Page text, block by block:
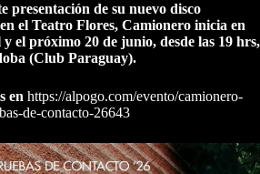
presentación de su nuevo disco
el Teatro Flores, Camionero inicia en
el próximo 20 de junio, desde las 19 hrs,
(Club Paraguay).
en https://alpogo.com/evento/camionero-
de-contacto-26643